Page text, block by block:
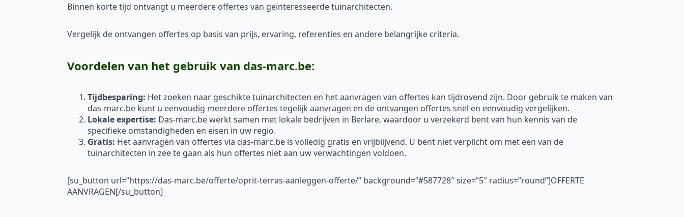
Binnen korte tijd ontvangt u meerdere offertes van geïnteresseerde tuinarchitecten.
Vergelijk de ontvangen offertes op basis van prijs, ervaring, referenties en andere belangrijke criteria.
Voordelen van het gebruik van das-marc.be:
Tijdbesparing: Het zoeken naar geschikte tuinarchitecten en het aanvragen van offertes kan tijdrovend zijn. Door gebruik te maken van
das-marc.be kunt u eenvoudig meerdere offertes tegelijk aanvragen en de ontvangen offertes snel en eenvoudig vergelijken.
Lokale expertise: Das-marc.be werkt samen met lokale bedrijven in Berlare, waardoor u verzekerd bent van hun kennis van de
specifieke omstandigheden en eisen in uw regio.
Gratis: Het aanvragen van offertes via das-marc.be is volledig gratis en vrijblijvend. U bent niet verplicht om met een van de
tuinarchitecten in zee te gaan als hun offertes niet aan uw verwachtingen voldoen.
[su_button url=”https://das-marc.be/offerte/oprit-terras-aanleggen-offerte/” background=”#587728″ size=”5″ radius=”round”]OFFERTE
AANVRAGEN[/su_button]